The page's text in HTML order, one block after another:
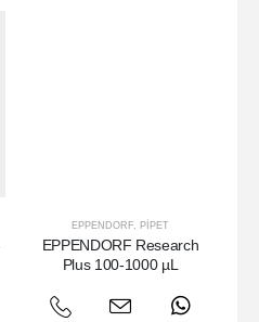
EPPENDORF, PIPET
EPPENDORF Research
Plus 100-1000 µL